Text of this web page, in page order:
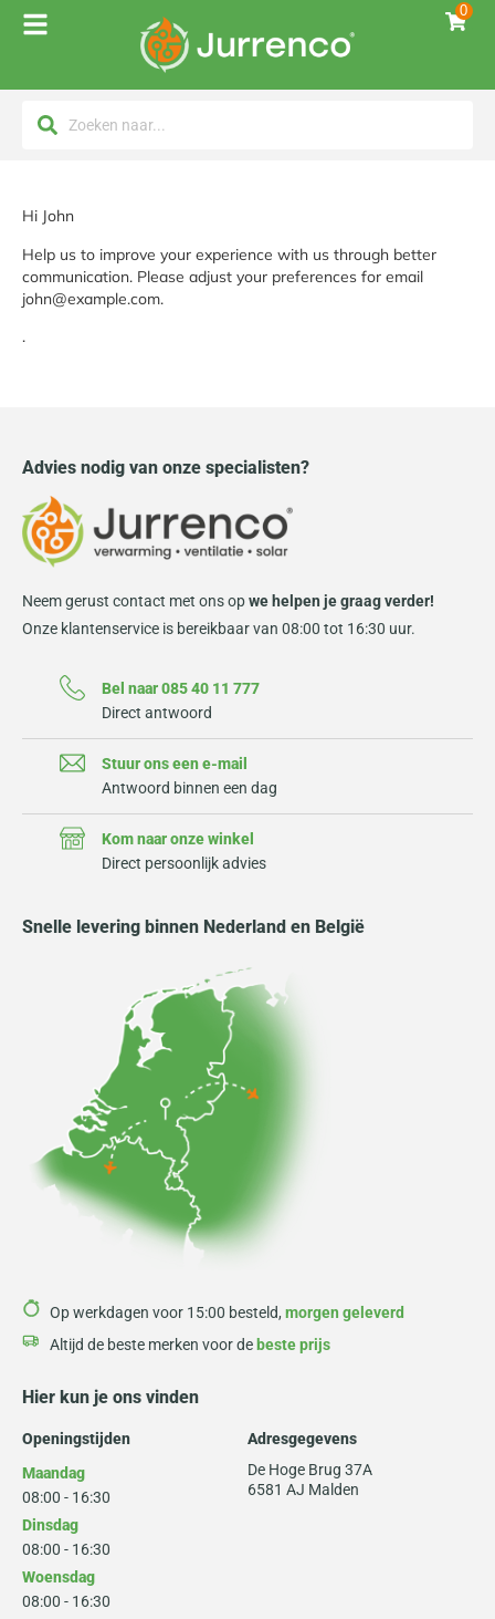
0
Hi John
Help us to improve your experience with us through better
communication. Please adjust your preferences for email
john@example.com.
.
Advies nodig van onze specialisten?
Neem gerust contact met ons opwe helpen je graag verder!
Onze klantenservice is bereikbaar van 08:00 tot 16:30 uur.
Bel naar 085 40 11 777
Direct antwoord
Stuur ons een e-mail
Antwoord binnen een dag
Kom naar onze winkel
Direct persoonlijk advies
Snelle levering binnen Nederland en België
Op werkdagen voor 15:00 besteld, morgen geleverd
Altijd de beste merken voor de beste prijs
Hier kun je ons vinden
Openingstijden
Maandag
08:00 - 16:30
Dinsdag
08:00 - 16:30
Woensdag
08:00 - 16:30
Adresgegevens
De Hoge Brug 37A
6581 AJ Malden